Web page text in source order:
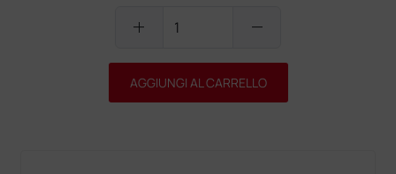
add remove
AGGIUNGI AL CARRELLO